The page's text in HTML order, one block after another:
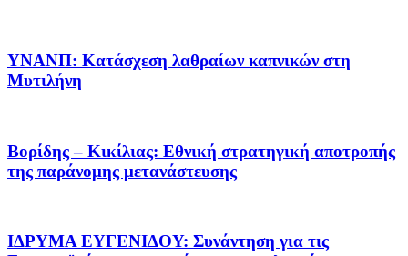
ΥΝΑΝΠ: Κατάσχεση λαθραίων καπνικών στη
Μυτιλήνη
Βορίδης – Κικίλιας: Εθνική στρατηγική αποτροπής
της παράνομης μετανάστευσης
ΙΔΡΥΜΑ ΕΥΓΕΝΙΔΟΥ: Συνάντηση για τις